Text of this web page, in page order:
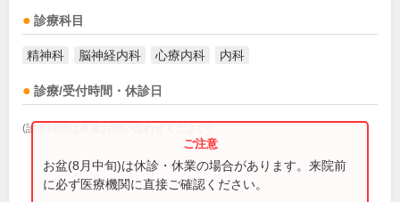
診療科目
精神科 脳神経内科 心療内科 内科
診療/受付時間・休診日
(診療時間は直接お問い合わせください)
お盆(8月中旬)は休診・休業の場合があります。来院前
に必ず医療機関に直接ご確認ください。